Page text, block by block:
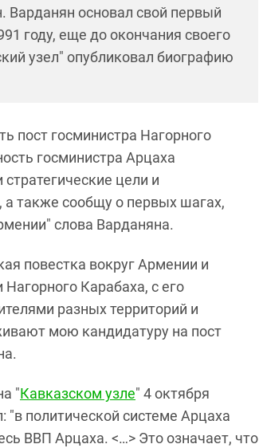
Варданян основал свой первый
году, еще до окончания своего
узел" опубликовал биографию
пост госминистра Нагорного
госминистра Арцаха
цели и
также сообщу о первых шагах,
слова Варданяна.
повестка вокруг Армении и
Карабаха, с его
разных территорий и
мою кандидатуру на пост
"Кавказском узле" 4 октября
политической системе Арцаха
ВВП Арцаха. <…> Это означает, что